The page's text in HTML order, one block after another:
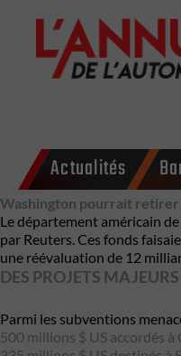
Actualités
Washington pourrait retirer
Le département américain
par Reuters. Ces fonds
une réévaluation de 12
DES PROJETS
Parmi les subventions
500 millions $ US accordés